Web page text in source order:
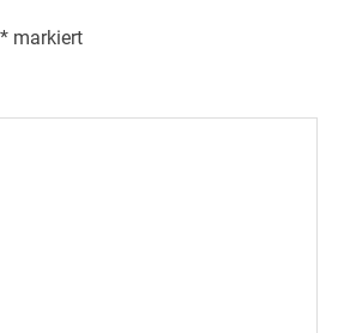
*markiert